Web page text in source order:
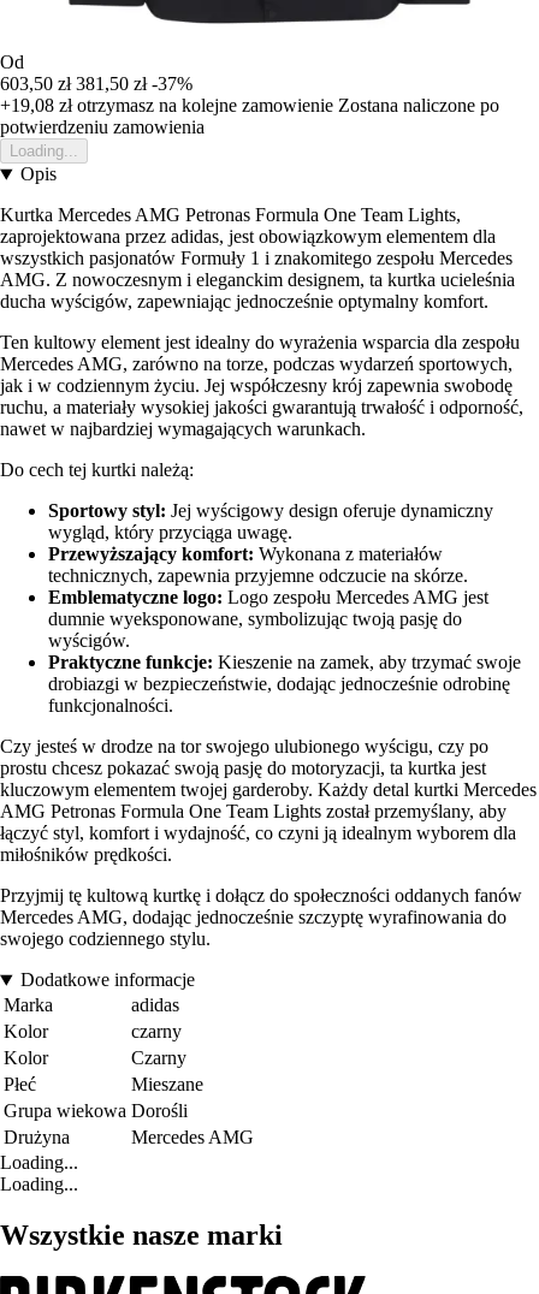
Od
603,50 zł 381,50 zł -37%
+19,08 złotrzymasz na kolejne zamowienie Zostana naliczone po
potwierdzeniu zamowienia
Loading...
Opis
Kurtka Mercedes AMG Petronas Formula One Team Lights,
zaprojektowana przez adidas, jest obowiązkowym elementem dla
wszystkich pasjonatów Formuły 1 i znakomitego zespołu Mercedes
AMG. Z nowoczesnym i eleganckim designem, ta kurtka ucieleśnia
ducha wyścigów, zapewniając jednocześnie optymalny komfort.
Ten kultowy element jest idealny do wyrażenia wsparcia dla zespołu
Mercedes AMG, zarówno na torze, podczas wydarzeń sportowych,
jak i w codziennym życiu. Jej współczesny krój zapewnia swobodę
ruchu, a materiały wysokiej jakości gwarantują trwałość i odporność,
nawet w najbardziej wymagających warunkach.
Do cech tej kurtki należą:
Sportowy styl: Jej wyścigowy design oferuje dynamiczny
wygląd, który przyciąga uwagę.
Przewyższający komfort: Wykonana z materiałów
technicznych, zapewnia przyjemne odczucie na skórze.
Emblematyczne logo: Logo zespołu Mercedes AMG jest
dumnie wyeksponowane, symbolizując twoją pasję do
wyścigów.
Praktyczne funkcje: Kieszenie na zamek, aby trzymać swoje
drobiazgi w bezpieczeństwie, dodając jednocześnie odrobinę
funkcjonalności.
Czy jesteś w drodze na tor swojego ulubionego wyścigu, czy po
prostu chcesz pokazać swoją pasję do motoryzacji, ta kurtka jest
kluczowym elementem twojej garderoby. Każdy detal kurtki Mercedes
AMG Petronas Formula One Team Lights został przemyślany, aby
łączyć styl, komfort i wydajność, co czyni ją idealnym wyborem dla
miłośników prędkości.
Przyjmij tę kultową kurtkę i dołącz do społeczności oddanych fanów
Mercedes AMG, dodając jednocześnie szczyptę wyrafinowania do
swojego codziennego stylu.
Dodatkowe informacje
Marka
adidas
Kolor
czarny
Kolor
Czarny
Płeć
Mieszane
Grupa wiekowa Dorośli
Drużyna
Mercedes AMG
Loading...
Loading...
Wszystkie nasze marki